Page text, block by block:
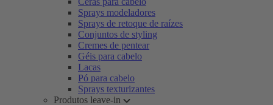
Sprays modeladores
Sprays de retoque de raízes
Conjuntos de styling
Cremes de pentear
Géis para cabelo
Lacas
Pó para cabelo
Sprays texturizantes
Produtos leave-in